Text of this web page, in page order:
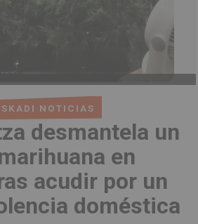
NOTICIAS
desmantela un
en
acudir por un
doméstica